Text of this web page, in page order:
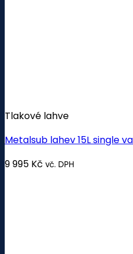
Tlakové lahve
Metalsub lahev 15L single
9 995 Kč vč. DPH